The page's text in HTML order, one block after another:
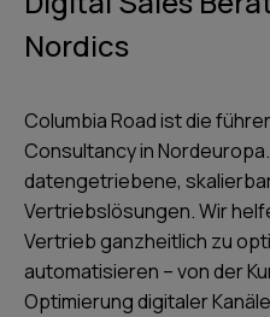
Nordics
Columbia Road ist die
Consultancy in
datengetriebene,
Vertriebslösungen. Wir
Vertrieb ganzheitlich zu
automatisieren – von der
Optimierung digitaler